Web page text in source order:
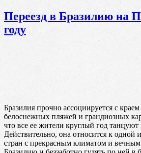
Переезд в Бразилию на
году
Бразилия прочно ассоциируется с краем
белоснежных пляжей и грандиозных
что все ее жители круглый год танцуют
Действительно, она относится к одной
стран с прекрасным климатом и